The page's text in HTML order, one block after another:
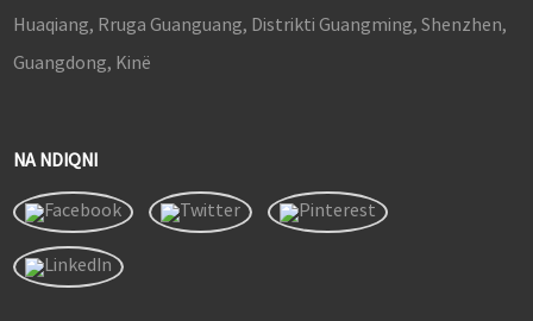
Huaqiang, Rruga Guanguang, Distrikti Guangming, Shenzhen,
Guangdong, Kinë
NA NDIQNI